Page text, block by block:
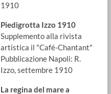
1910
Piedigrotta Izzo 1910
Supplemento alla rivista
artistica il "Café-Chantant"
Pubblicazione Napoli: R.
Izzo, settembre 1910
La regina del mare a